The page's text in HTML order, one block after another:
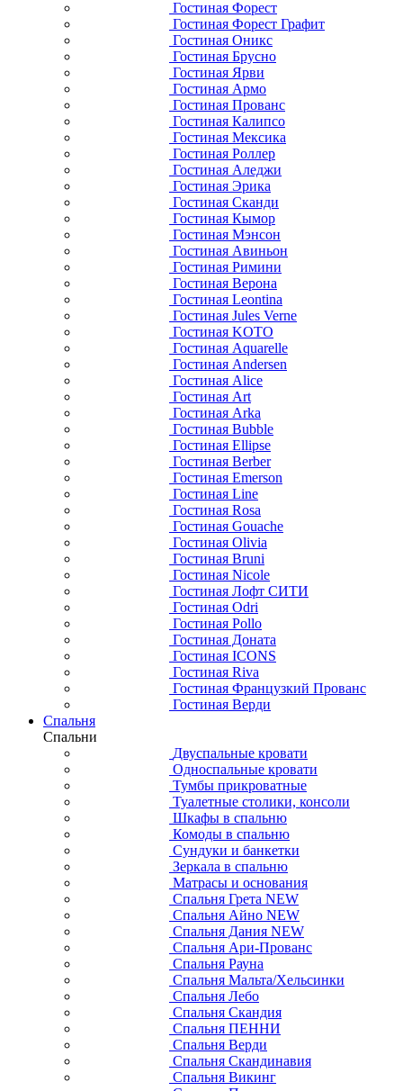
Гостиная Форест
Гостиная Форест Графит
Гостиная Оникс
Гостиная Брусно
Гостиная Ярви
Гостиная Армо
Гостиная Прованс
Гостиная Калипсо
Гостиная Мексика
Гостиная Роллер
Гостиная Аледжи
Гостиная Эрика
Гостиная Сканди
Гостиная Кымор
Гостиная Мэнсон
Гостиная Авиньон
Гостиная Римини
Гостиная Верона
Гостиная Leontina
Гостиная Jules Verne
Гостиная KOTO
Гостиная Aquarelle
Гостиная Andersen
Гостиная Alice
Гостиная Art
Гостиная Arka
Гостиная Bubble
Гостиная Ellipse
Гостиная Berber
Гостиная Emerson
Гостиная Line
Гостиная Rosa
Гостиная Gouache
Гостиная Olivia
Гостиная Bruni
Гостиная Nicole
Гостиная Лофт СИТИ
Гостиная Odri
Гостиная Pollo
Гостиная Доната
Гостиная ICONS
Гостиная Riva
Гостиная Французкий Прованс
Гостиная Верди
Спальня
Спальни
Двуспальные кровати
Односпальные кровати
Тумбы прикроватные
Туалетные столики, консоли
Шкафы в спальню
Комоды в спальню
Сундуки и банкетки
Зеркала в спальню
Матрасы и основания
Спальня Грета NEW
Спальня Айно NEW
Спальня Дания NEW
Спальня Ари-Прованс
Спальня Рауна
Спальня Мальта/Хельсинки
Спальня Лебо
Спальня Скандия
Спальня ПЕННИ
Спальня Верди
Спальня Скандинавия
Спальня Викинг